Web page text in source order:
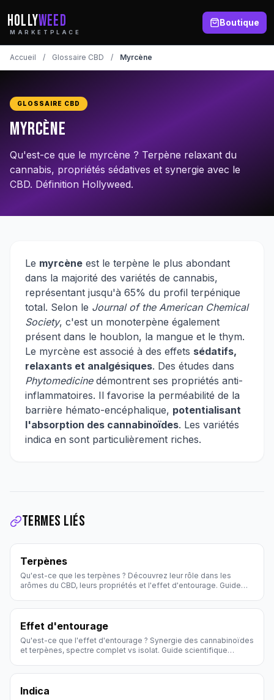
HOLLYWEED
MARKETPLACE
Boutique
Accueil / Glossaire CBD / Myrcène
GLOSSAIRE CBD
Myrcène
Qu'est-ce que le myrcène ? Terpène relaxant du
cannabis, propriétés sédatives et synergie avec le
CBD. Définition Hollyweed.
Le myrcène est le terpène le plus abondant
dans la majorité des variétés de cannabis,
représentant jusqu'à 65% du profil terpénique
total. Selon le Journal of the American Chemical
Society, c'est un monoterpène également
présent dans le houblon, la mangue et le thym.
Le myrcène est associé à des effets sédatifs,
relaxants et analgésiques. Des études dans
Phytomedicinedémontrent ses propriétés anti-
inflammatoires. Il favorise la perméabilité de la
barrière hémato-encéphalique, potentialisant
l'absorption des cannabinoïdes. Les variétés
indica en sont particulièrement riches.
Termes liés
Terpènes
Qu'est-ce que les terpènes ? Découvrez leur rôle dans les
arômes du CBD, leurs propriétés et l'effet d'entourage. Guide
Effet d'entourage
Qu'est-ce que l'effet d'entourage ? Synergie des cannabinoïdes
et terpènes, spectre complet vs isolat. Guide scientifique
Indica